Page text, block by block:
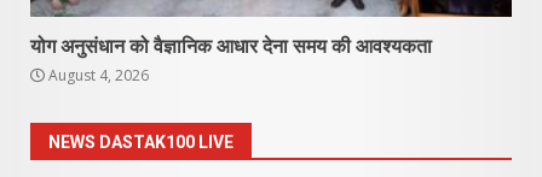
योग अनुसंधान को वैज्ञानिक आधार देना समय की आवश्यकता
August 4, 2026
NEWS DASTAK100 LIVE